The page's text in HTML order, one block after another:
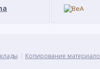
Копирование